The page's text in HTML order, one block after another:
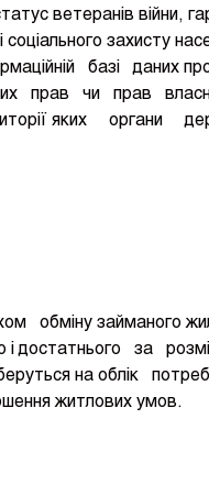
ветеранів війни,
захисту
базі даних
прав чи прав
яких органи
обміну займаного
і достатнього за
на облік
житлових умов.